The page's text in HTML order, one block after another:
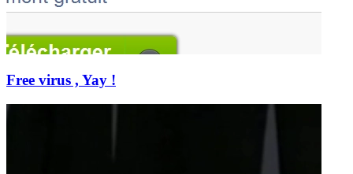
Free virus , Yay !